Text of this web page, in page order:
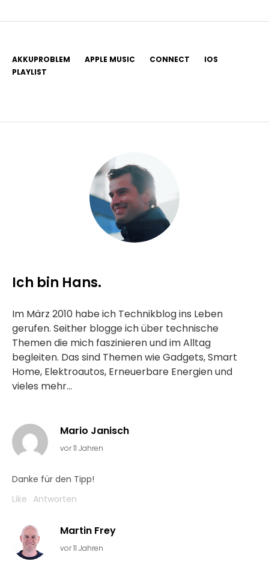
AKKUPROBLEM APPLE MUSIC CONNECT
IOS
PLAYLIST
Ich bin Hans.
Im März 2010 habe ich Technikblog ins Leben
gerufen. Seither blogge ich über technische
Themen die mich faszinieren und im Alltag
begleiten. Das sind Themen wie Gadgets, Smart
Home, Elektroautos, Erneuerbare Energien und
vieles mehr...
Mario Janisch
vor 11 Jahren
Danke für den Tipp!
Like Antworten
Martin Frey
vor 11 Jahren